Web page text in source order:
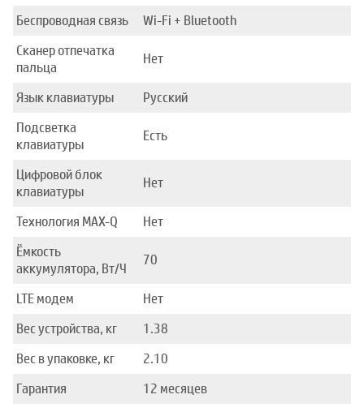
Беспроводная связь
Wi-Fi + Bluetooth
Сканер отпечатка
пальца
Нет
Язык клавиатуры
Русский
Подсветка
клавиатуры
Есть
Цифровой блок
клавиатуры
Нет
Технология MAX-Q
Нет
Ёмкость
аккумулятора, Вт/Ч
70
LTE модем
Нет
Вес устройства, кг
1.38
Вес в упаковке, кг
2.10
Гарантия
12 месяцев